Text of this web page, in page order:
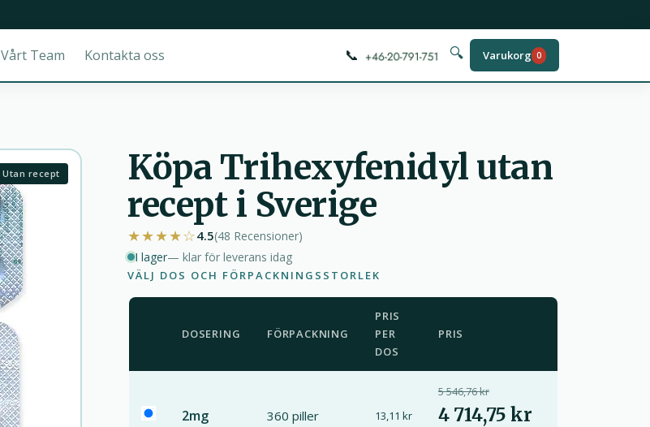
Vårt Team Kontakta oss 📞 🔍 Varukorg 0
Utan recept
Köpa Trihexyfenidyl utan
recept i Sverige
★★★★☆4.5(48 Recensioner)
I lager— klar för leverans idag
VÄLJ DOS OCH FÖRPACKNINGSSTORLEK
DOSERING FÖRPACKNING
PRIS
PER
DOS
PRIS
2mg 360 piller 13,11 kr
5 546,76 kr
4 714,75 kr